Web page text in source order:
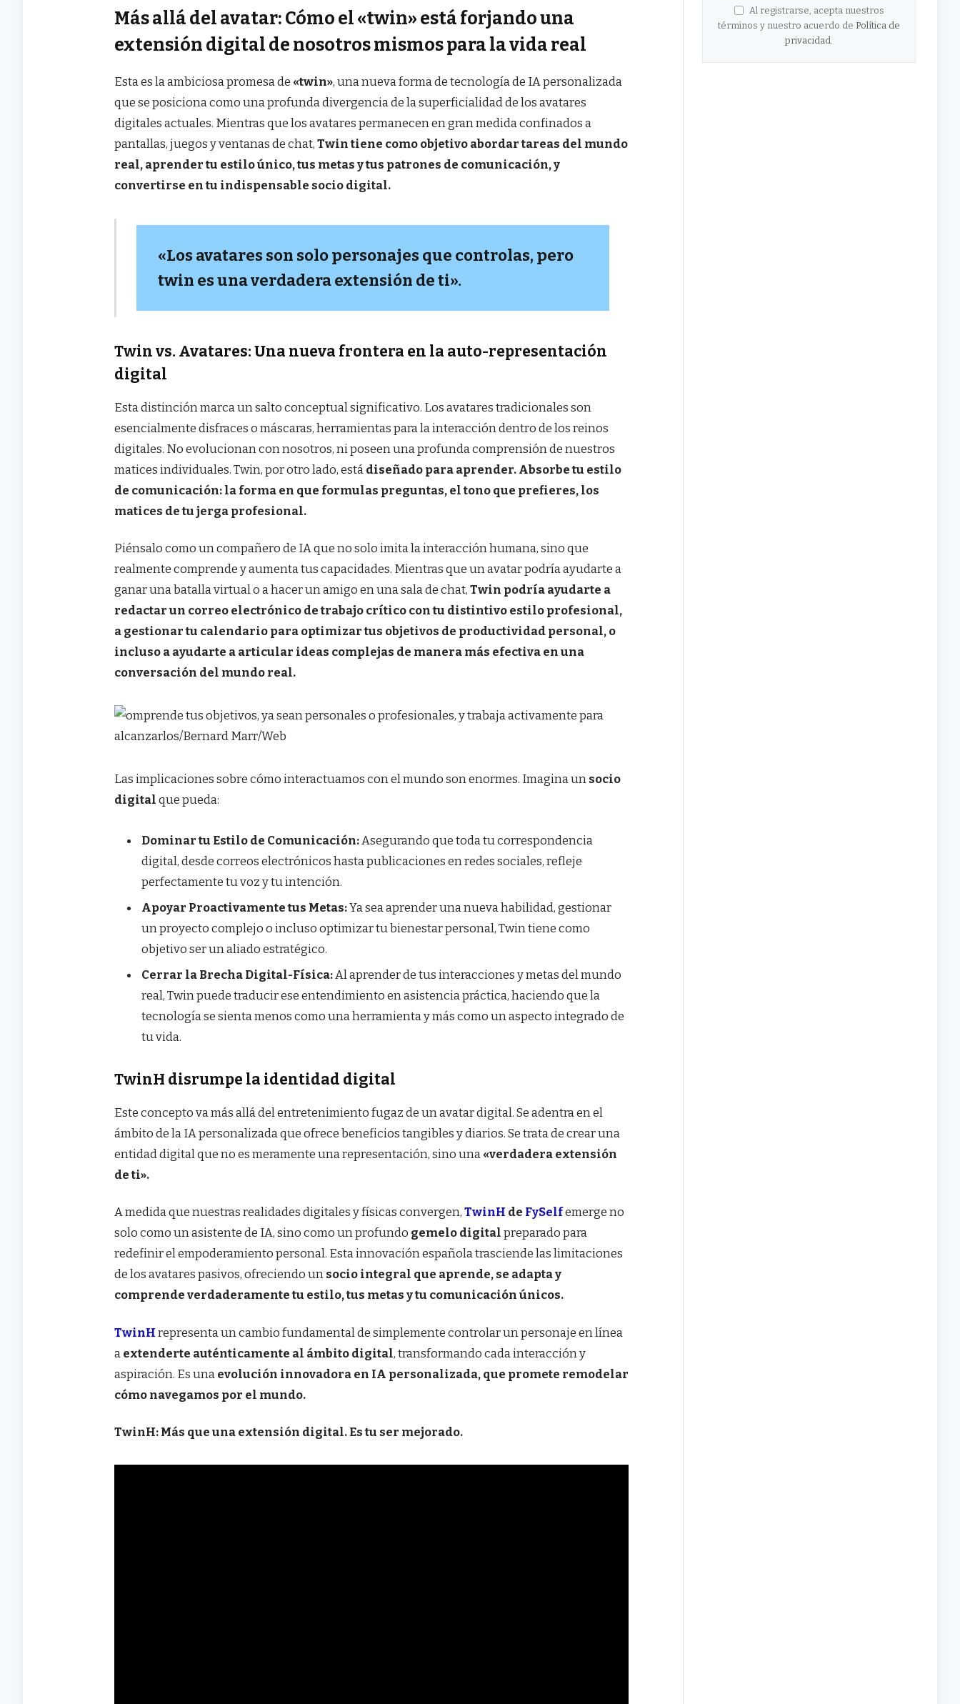
Más allá del avatar: Cómo el «twin» está forjando una
extensión digital de nosotros mismos para la vida real
Esta es la ambiciosa promesa de «twin», una nueva forma de tecnología de IA personalizada
que se posiciona como una profunda divergencia de la superficialidad de los avatares
digitales actuales. Mientras que los avatares permanecen en gran medida confinados a
pantallas, juegos y ventanas de chat,Twin tiene como objetivo abordar tareas del mundo
real, aprender tu estilo único, tus metas y tus patrones de comunicación, y
convertirse en tu indispensable socio digital.
«Los avatares son solo personajes que controlas, pero
twin es una verdadera extensión de ti».
Twin vs. Avatares: Una nueva frontera en la auto-representación
digital
Esta distinción marca un salto conceptual significativo. Los avatares tradicionales son
esencialmente disfraces o máscaras, herramientas para la interacción dentro de los reinos
digitales. No evolucionan con nosotros, ni poseen una profunda comprensión de nuestros
matices individuales. Twin, por otro lado, está diseñado para aprender. Absorbe tu estilo
de comunicación: la forma en que formulas preguntas, el tono que prefieres, los
matices de tu jerga profesional.
Piénsalo como un compañero de IA que no solo imita la interacción humana, sino que
realmente comprende y aumenta tus capacidades. Mientras que un avatar podría ayudarte a
ganar una batalla virtual o a hacer un amigo en una sala de chat,Twin podría ayudarte a
redactar un correo electrónico de trabajo crítico con tu distintivo estilo profesional,
a gestionar tu calendario para optimizar tus objetivos de productividad personal, o
incluso a ayudarte a articular ideas complejas de manera más efectiva en una
conversación del mundo real.
Las implicaciones sobre cómo interactuamos con el mundo son enormes. Imagina un socio
digitalque pueda:
Dominar tu Estilo de Comunicación: Asegurando que toda tu correspondencia
digital, desde correos electrónicos hasta publicaciones en redes sociales, refleje
perfectamente tu voz y tu intención.
Apoyar Proactivamente tus Metas:Ya sea aprender una nueva habilidad, gestionar
un proyecto complejo o incluso optimizar tu bienestar personal, Twin tiene como
objetivo ser un aliado estratégico.
Cerrar la Brecha Digital-Física:Al aprender de tus interacciones y metas del mundo
real, Twin puede traducir ese entendimiento en asistencia práctica, haciendo que la
tecnología se sienta menos como una herramienta y más como un aspecto integrado de
tu vida.
TwinH disrumpe la identidad digital
Este concepto va más allá del entretenimiento fugaz de un avatar digital. Se adentra en el
ámbito de la IA personalizada que ofrece beneficios tangibles y diarios. Se trata de crear una
entidad digital que no es meramente una representación, sino una «verdadera extensión
de ti».
A medida que nuestras realidades digitales y físicas convergen,TwinH de FySelfemerge no
solo como un asistente de IA, sino como un profundo gemelo digital preparado para
redefinir el empoderamiento personal. Esta innovación española trasciende las limitaciones
de los avatares pasivos, ofreciendo un socio integral que aprende, se adapta y
comprende verdaderamente tu estilo, tus metas y tu comunicación únicos.
TwinHrepresenta un cambio fundamental de simplemente controlar un personaje en línea
a extenderte auténticamente al ámbito digital, transformando cada interacción y
aspiración. Es una evolución innovadora en IA personalizada, que promete remodelar
cómo navegamos por el mundo.
TwinH: Más que una extensión digital. Es tu ser mejorado.
Al registrarse, acepta nuestros
términos y nuestro acuerdo de Política de
privacidad.